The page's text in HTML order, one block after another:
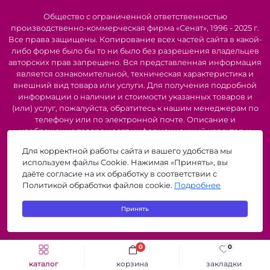
каталог закладки
0
корзина
0
предоставляем гарантию на все наше оборудование
и предлагаем квалифицированную сервисную
поддержку.
Области применения:
Швейные фабрики:Массовое производство одежды,
униформы, текстильных изделий.
Ателье и мастерские:
Индивидуальный пошив,
ремонт одежды, изготовление эксклюзивных
Производство домашнего текстиля:Пошив
постельного белья, штор, полотенец.
Производство обуви и кожгалантереи:Пошив обуви,
сумок, ремней.
Производство автомобильных чехлов и тентов:
Пошив чехлов для сидений, тентов для автомобилей
Почему выбирают нас:
Общество с ограниченной ответственностью
производственно-коммерческая фирма «Сенат», 1996 - 2025 г.
Все права защищены. Копирование всех частей сайта в какой-
либо форме было бы то ни было без разрешения владельцев
авторских прав запрещено. Вся представленная информация
является ознакомительной, техническая характеристика и
внешний вид товара или услуги. Для получения подробной
информации о наличии и стоимости указанных товаров и
(или) услуг, пожалуйста, обратитесь к нашим менеджерам по
телефону или по электронной почте. Описание и
изображение товара носят информационный характер и
представленных в технической документации производителя.
Производители о предоставлении за собой права на
изменение внешнего вида, характеристик и комплектации
товара, предварительно не уведомляя продавцов и
потребителей. Рекомендуется при покупке проверить
наличие необходимых функций и характеристик.
Для корректной работы сайта и вашего удобства мы
используем файлы Cookie. Нажимая «Принять», вы
даёте согласие на их обработку в соответствии с
Политикой обработки файлов cookie. Подробнее
Принять